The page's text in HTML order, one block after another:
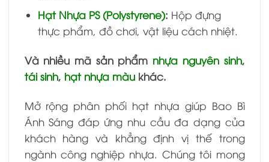
Hạt Nhựa PS (Polystyrene): Hộp đựng
thực phẩm, đồ chơi, vật liệu cách nhiệt.
Và nhiều mã sản phẩm nhựa nguyên sinh,
tái sinh, hạt nhựa màukhác.
Mở rộng phân phối hạt nhựa giúp Bao Bì
Ánh Sáng đáp ứng nhu cầu đa dạng của
khách hàng và khẳng định vị thế trong
ngành công nghiệp nhựa. Chúng tôi mong